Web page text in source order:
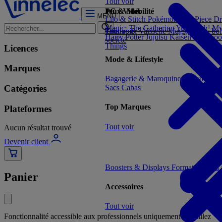
MENU
Licences
Marques
Catégories
Plateformes
Aucun résultat trouvé
Devenir client
Panier
Fonctionnalité accessible aux professionnels uniquement - veuillez
Jeux Vidéo
Tout voir
Cuisine & VaisselleMugs, tasses,
société
Mode & Lifestyle
Bagagerie & Maroquinerie
Porte-
Sacs Cabas
Top Marques
Tout voir
Boosters & Displays Formats prêts
Accessoires
Tout voir
PC & Mobilité
Tout voir
Lilo & Stitch Pokémon One Piece
Magic: The GatheringYu-Gi-Oh!
Harry PotterJujutsu Kaisen
Things